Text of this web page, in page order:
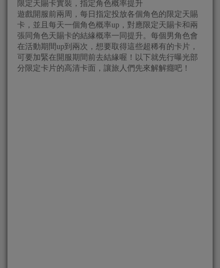
限定天賜卡實裝，指定角色概率提升
遊戲開服前兩周，每日指定投放各個角色的限定天賜
卡，並且每天一個角色概率up，對應限定天賜卡和兩
張同角色天賜卡的結緣概率一同提升。每個男角色會
在活動期間up到兩次，想要取得這些超稀有的卡片，
可要加緊在開服期間前去結緣喔！以下就先行曝光部
分限定卡片的高清卡面，讓旅人們先來解解癮吧！